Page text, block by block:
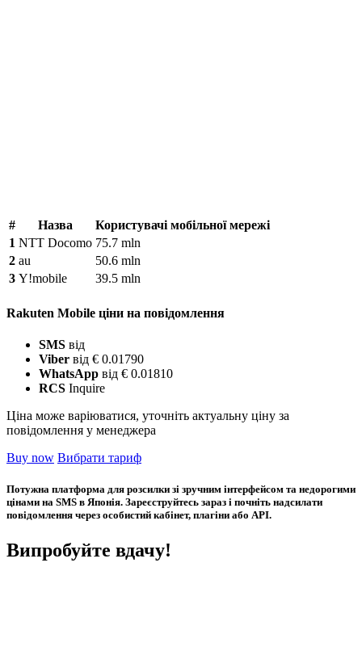
# Назва
Користувачі мобільної мережі
1 NTT Docomo 75.7 mln
2 au
50.6 mln
3 Y!mobile 39.5 mln
Rakuten Mobile ціни на повідомлення
SMS від
Viber від € 0.01790
WhatsApp від € 0.01810
RCS Inquire
Ціна може варіюватися, уточніть актуальну ціну за
повідомлення у менеджера
Buy now Вибрати тариф
Потужна платформа для розсилки зі зручним інтерфейсом та недорогими
цінами на SMS в Японія. Зареєструйтесь зараз і почніть надсилати
повідомлення через особистий кабінет, плагіни або API.
Випробуйте вдачу!